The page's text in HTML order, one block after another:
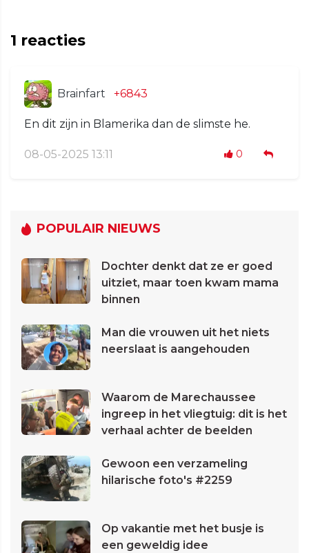
1 reacties
Brainfart +6843
En dit zijn in Blamerika dan de slimste he.
08-05-2025 13:11 0
POPULAIR NIEUWS
Dochter denkt dat ze er goed
uitziet, maar toen kwam mama
binnen
Man die vrouwen uit het niets
neerslaat is aangehouden
Waarom de Marechaussee
ingreep in het vliegtuig: dit is het
verhaal achter de beelden
Gewoon een verzameling
hilarische foto's #2259
Op vakantie met het busje is
een geweldig idee